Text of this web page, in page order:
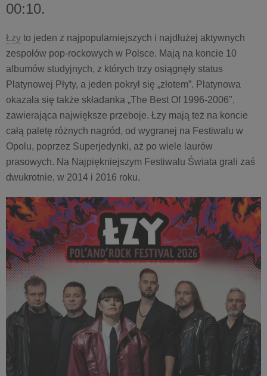
00:10.
Łzy to jeden z najpopularniejszych i najdłużej aktywnych
zespołów pop-rockowych w Polsce. Mają na koncie 10
albumów studyjnych, z których trzy osiągnęły status
Platynowej Płyty, a jeden pokrył się „złotem”. Platynowa
okazała się także składanka „The Best Of 1996-2006",
zawierająca największe przeboje. Łzy mają też na koncie
całą paletę różnych nagród, od wygranej na Festiwalu w
Opolu, poprzez Superjedynki, aż po wiele laurów
prasowych. Na Najpiękniejszym Festiwalu Świata grali zaś
dwukrotnie, w 2014 i 2016 roku.